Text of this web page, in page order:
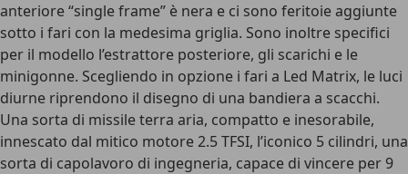
anteriore “single frame” è nera e ci sono feritoie aggiunte
sotto i fari con la medesima griglia. Sono inoltre specifici
per il modello l’estrattore posteriore, gli scarichi e le
minigonne. Scegliendo in opzione i fari a Led Matrix, le luci
diurne riprendono il disegno di una bandiera a scacchi.
Una sorta di missile terra aria, compatto e inesorabile,
innescato dal mitico motore 2.5 TFSI, l’iconico 5 cilindri, una
sorta di capolavoro di ingegneria, capace di vincere per 9